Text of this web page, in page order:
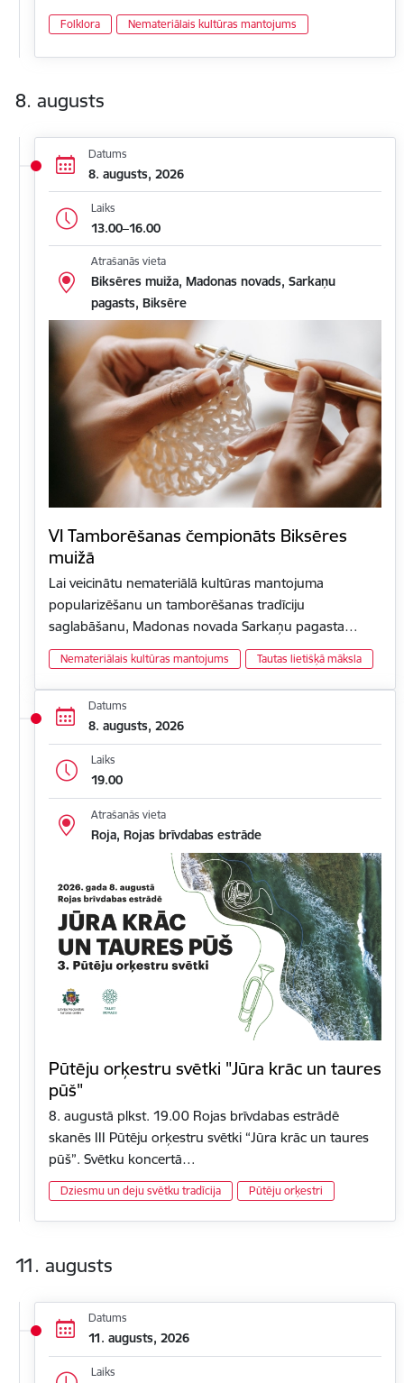
Folklora Nemateriālais kultūras mantojums
8. augusts
Datums
8. augusts, 2026
Laiks
13.00–16.00
Atrašanās vieta
Biksēres muiža, Madonas novads, Sarkaņu
pagasts, Biksēre
VI Tamborēšanas čempionāts Biksēres
muižā
Lai veicinātu nemateriālā kultūras mantojuma
popularizēšanu un tamborēšanas tradīciju
saglabāšanu, Madonas novada Sarkaņu pagasta…
Nemateriālais kultūras mantojums Tautas lietišķā māksla
Datums
8. augusts, 2026
Laiks
19.00
Atrašanās vieta
Roja, Rojas brīvdabas estrāde
Pūtēju orķestru svētki "Jūra krāc un taures
pūš"
8. augustā plkst. 19.00 Rojas brīvdabas estrādē
skanēs III Pūtēju orķestru svētki “Jūra krāc un taures
pūš”. Svētku koncertā…
Dziesmu un deju svētku tradīcija Pūtēju orķestri
11. augusts
Datums
11. augusts, 2026
Laiks